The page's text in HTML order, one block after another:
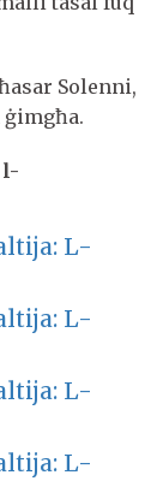
Solenni,
l-
L-
L-
L-
L-